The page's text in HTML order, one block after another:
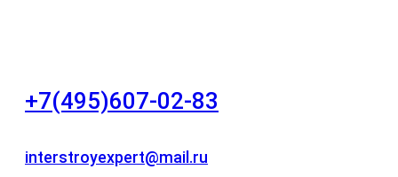
+7(495)607-02-83
interstroyexpert@mail.ru